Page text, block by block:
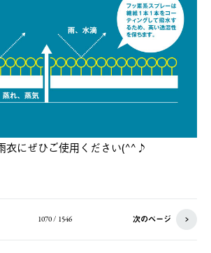
衣にぜひご使用ください(^^♪
1070 / 1546 次のページ